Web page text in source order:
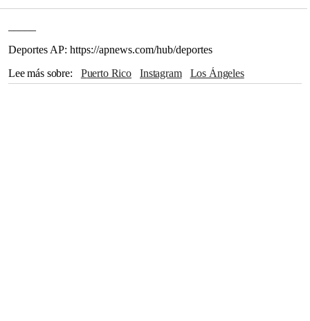
Deportes AP: https://apnews.com/hub/deportes
Lee más sobre
Puerto Rico Instagram
Los Ángeles